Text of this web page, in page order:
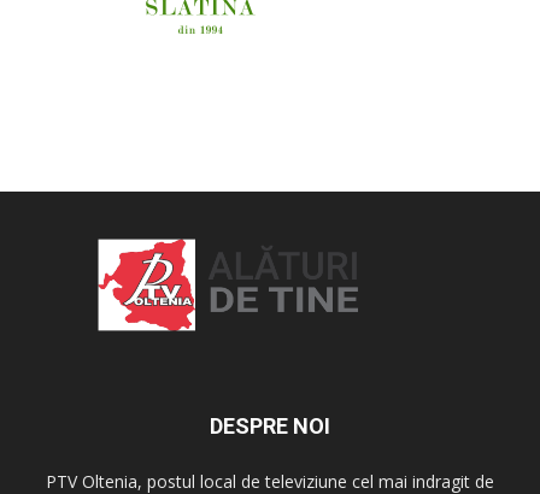
DESPRE NOI
PTV Oltenia, postul local de televiziune cel mai indragit de